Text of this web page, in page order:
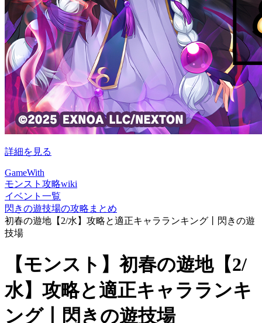
詳細を見る
GameWith
モンスト攻略wiki
イベント一覧
閃きの遊技場の攻略まとめ
初春の遊地【2/水】攻略と適正キャラランキング丨閃きの遊
技場
【モンスト】初春の遊地【2/
水】攻略と適正キャラランキ
ング丨閃きの遊技場